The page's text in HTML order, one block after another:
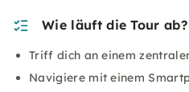
Wie läuft die Tour ab?
Triff dich an einem
Navigiere mit einem